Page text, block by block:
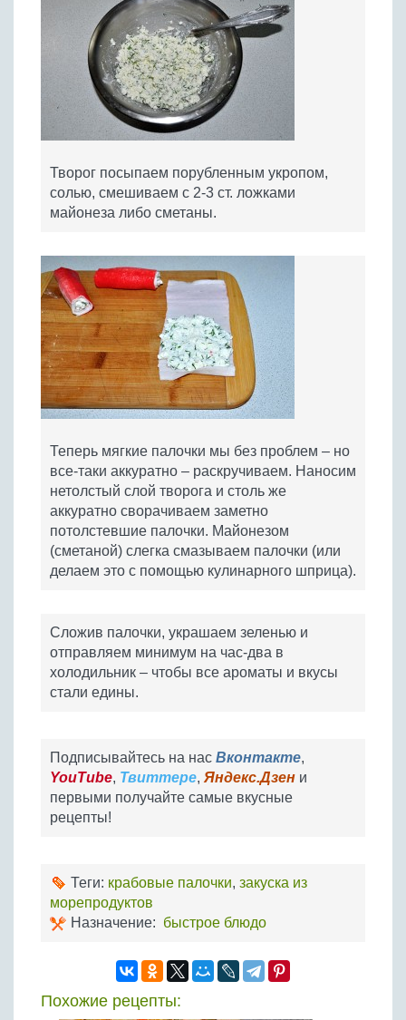
Творог посыпаем порубленным укропом,
солью, смешиваем с 2-3 ст. ложками
майонеза либо сметаны.
Теперь мягкие палочки мы без проблем – но
все-таки аккуратно – раскручиваем. Наносим
нетолстый слой творога и столь же
аккуратно сворачиваем заметно
потолстевшие палочки. Майонезом
(сметаной) слегка смазываем палочки (или
делаем это с помощью кулинарного шприца).
Сложив палочки, украшаем зеленью и
отправляем минимум на час-два в
холодильник – чтобы все ароматы и вкусы
стали едины.
Подписывайтесь на нас Вконтакте,
YouTube, Твиттере, Яндекс.Дзен и
первыми получайте самые вкусные
рецепты!
Теги: крабовые палочки, закуска из
морепродуктов
Назначение: быстрое блюдо
Похожие рецепты: